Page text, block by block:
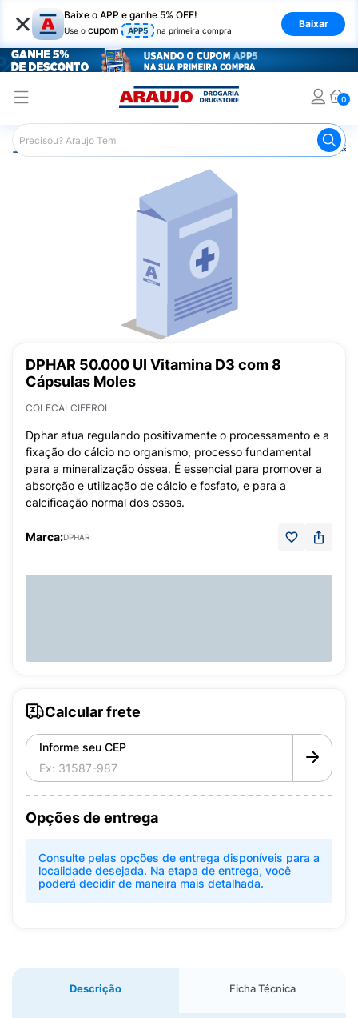
× Baixe o APP e ganhe 5% OFF!
Use o cupom APP5 na primeira compra
Baixar
0
Araujo Saúde e Bem Estar
DPHAR 50.000 UI Vitamina D3 com 8
Cápsulas Moles
COLECALCIFEROL
Dphar atua regulando positivamente o processamento e a
fixação do cálcio no organismo, processo fundamental
para a mineralização óssea. É essencial para promover a
absorção e utilização de cálcio e fosfato, e para a
calcificação normal dos ossos.
Marca:DPHAR
Calcular frete
Informe seu CEP
Opções de entrega
Consulte pelas opções de entrega disponíveis para a
localidade desejada. Na etapa de entrega, você
poderá decidir de maneira mais detalhada.
Descrição Ficha Técnica